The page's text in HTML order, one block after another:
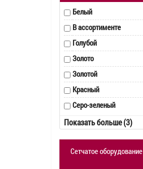
435 мм
450 мм
460 мм
Белый
В ассортименте
Голубой
Золото
Золотой
Красный
Серо-зеленый
Серый
Черный
Показать больше (3)
Сетчатое оборудование